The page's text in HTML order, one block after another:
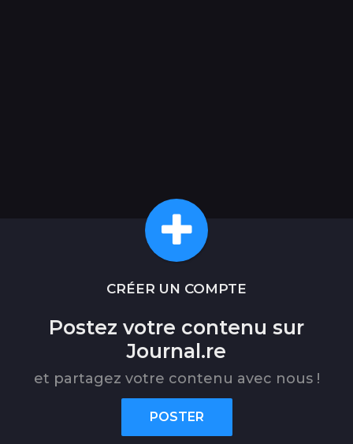
CRÉER UN COMPTE
Postez votre contenu sur
Journal.re
et partagez votre contenu avec nous !
POSTER